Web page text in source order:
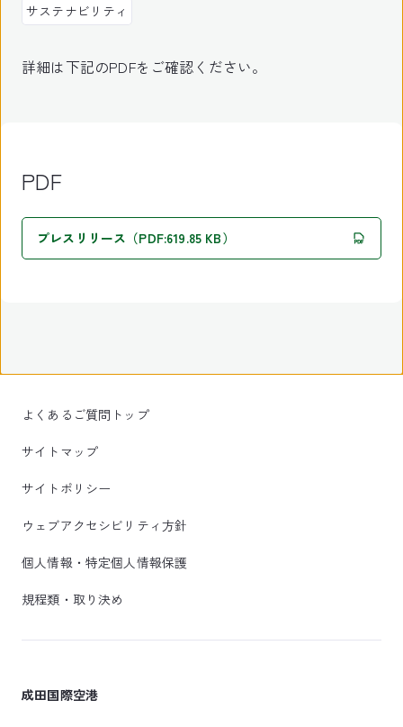
サステナビリティ
詳細は下記のPDFをご確認ください。
PDF
プレスリリース（PDF:619.85 KB）
よくあるご質問トップ
サイトマップ
サイトポリシー
ウェブアクセシビリティ方針
個人情報・特定個人情報保護
規程類・取り決め
成田国際空港